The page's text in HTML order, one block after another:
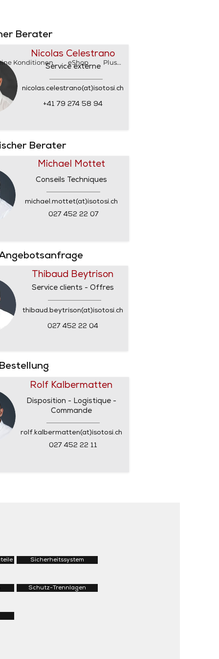
Konditionen eShop Plus...
Berater
Nicolas Celestrano
Service externe
nicolas.celestrano(at)isotosi.ch
+41 79 274 58 94
Berater
Michael Mottet
Conseils Techniques
michael.mottet(at)isotosi.ch
027 452 22 07
Thibaud Beytrison
Service clients - Offres
thibaud.beytrison(at)isotosi.ch
027 452 22 04
Rolf Kalbermatten
Disposition - Logistique -
Commande
rolf.kalbermatten(at)isotosi.ch
027 452 22 11
Sicherheitssystem
Schutz-Trennlagen